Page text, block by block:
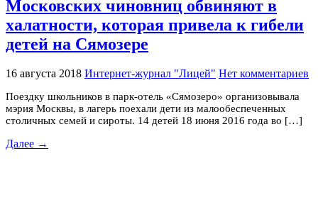
Московских чиновниц обвиняют в
халатности, которая привела к гибели
детей на Сямозере
16 августа 2018 Интернет-журнал "Лицей" Нет комментариев
Поездку школьников в парк-отель «Сямозеро» организовывала
мэрия Москвы, в лагерь поехали дети из малообеспеченных
столичных семей и сироты. 14 детей 18 июня 2016 года во […]
Далее →